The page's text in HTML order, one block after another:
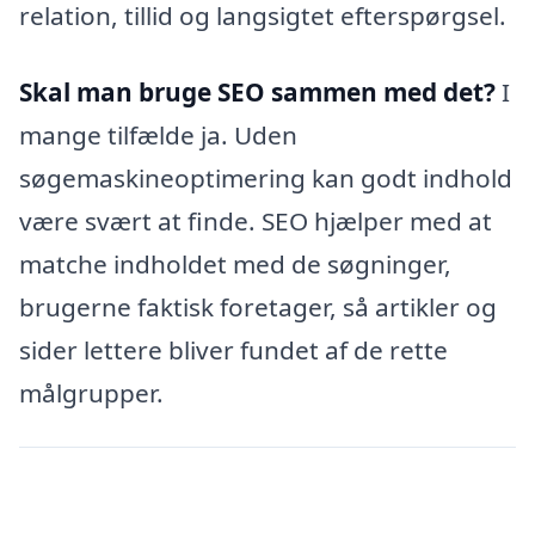
relation, tillid og langsigtet efterspørgsel.
Skal man bruge SEO sammen med det?I
mange tilfælde ja. Uden
søgemaskineoptimering kan godt indhold
være svært at finde. SEO hjælper med at
matche indholdet med de søgninger,
brugerne faktisk foretager, så artikler og
sider lettere bliver fundet af de rette
målgrupper.